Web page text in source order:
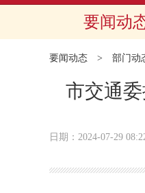
要闻动
要闻动态 > 部门动
市交通
日期：2024-07-29